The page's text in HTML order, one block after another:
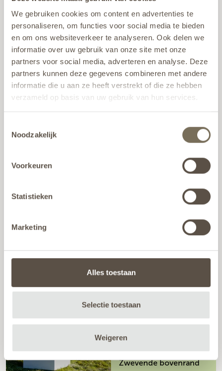
We gebruiken cookies om content en advertenties te
personaliseren, om functies voor social media te bieden
en om ons websiteverkeer te analyseren. Ook delen we
informatie over uw gebruik van onze site met onze
partners voor social media, adverteren en analyse. Deze
partners kunnen deze gegevens combineren met andere
informatie die u aan ze heeft verstrekt of die ze hebben
verzameld op basis van uw gebruik van hun services.
jehier.
Noodzakelijk
Voorkeuren
Statistieken
Marketing
Alles toestaan
Selectie toestaan
Weigeren
Ronde hoeken Elegante poten
BOCCA BANDU
YORK
Met poten
DOMUS
Zwevende bovenrand